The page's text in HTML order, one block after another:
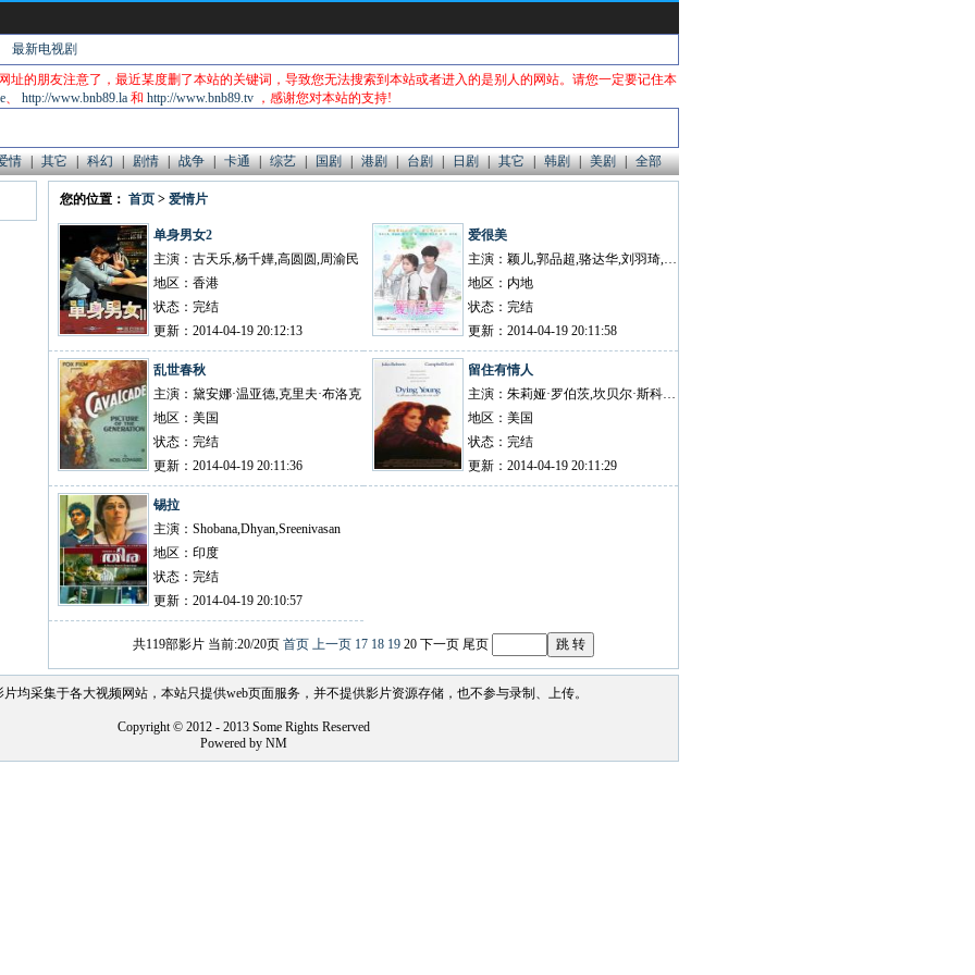
最新电视剧
址的朋友注意了，最近某度删了本站的关键词，导致您无法搜索到本站或者进入的是别人的网站。请您一定要记住本
、 http://www.bnb89.la 和 http://www.bnb89.tv ，感谢您对本站的支持!
情 | 其它 | 科幻 | 剧情 | 战争 | 卡通 | 综艺 | 国剧 | 港剧 | 台剧 | 日剧 | 其它 | 韩剧 | 美剧 | 全部
您的位置： 首页 > 爱情片
单身男女2
主演：古天乐,杨千嬅,高圆圆,周渝民
地区：香港
状态：完结
更新：2014-04-19 20:12:13
爱很美
主演：颖儿,郭品超,骆达华,刘羽琦,周觅,黄子腾
地区：内地
状态：完结
更新：2014-04-19 20:11:58
乱世春秋
主演：黛安娜·温亚德,克里夫·布洛克
地区：美国
状态：完结
更新：2014-04-19 20:11:36
留住有情人
主演：朱莉娅·罗伯茨,坎贝尔·斯科特,文森特·诺费奥,科琳·杜赫斯
地区：美国
状态：完结
更新：2014-04-19 20:11:29
锡拉
主演：Shobana,Dhyan,Sreenivasan
地区：印度
状态：完结
更新：2014-04-19 20:10:57
共119部影片 当前:20/20页 首页 上一页 17 18 19 20 下一页 尾页
均采集于各大视频网站，本站只提供web页面服务，并不提供影片资源存储，也不参与录制、上传。
Copyright © 2012 - 2013 Some Rights Reserved
Powered by NM